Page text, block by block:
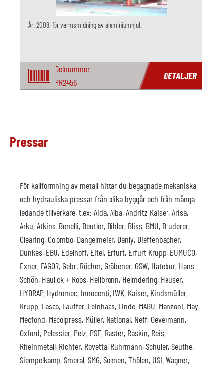
År: 2008, för varmsmidning av aluminiumhjul.
Delnummer
PR2456
DETALJER
Pressar
För kallformning av metall hittar du begagnade mekaniska
och hydrauliska pressar från olika byggår och från många
ledande tillverkare, t.ex: Aida, Alba, Andritz Kaiser, Arisa,
Arku, Atkins, Benelli, Beutler, Bihler, Bliss, BMU, Bruderer,
Clearing, Colombo, Dangelmeier, Danly, Dieffenbacher,
Dunkes, EBU, Edelhoff, Eitel, Erfurt, Erfurt Krupp, EUMUCO,
Exner, FAGOR, Gebr. Röcher, Gräbener, GSW, Hatebur, Hans
Schön, Haulick + Roos, Heilbronn, Helmdering, Heuser,
HYDRAP, Hydromec, Innocenti, IWK, Kaiser, Kindsmüller,
Krupp, Lasco, Lauffer, Leinhaas, Linde, MABU, Manzoni, May,
Mecfond, Mecolpress, Müller, National, Neff, Oevermann,
Oxford, Pelessier, Pelz, PSE, Raster, Raskin, Reis,
Rheinmetall, Richter, Rovetta, Ruhrmann, Schuler, Seuthe,
Siempelkamp, Smeral, SMG, Soenen, Thölen, USI, Wagner,